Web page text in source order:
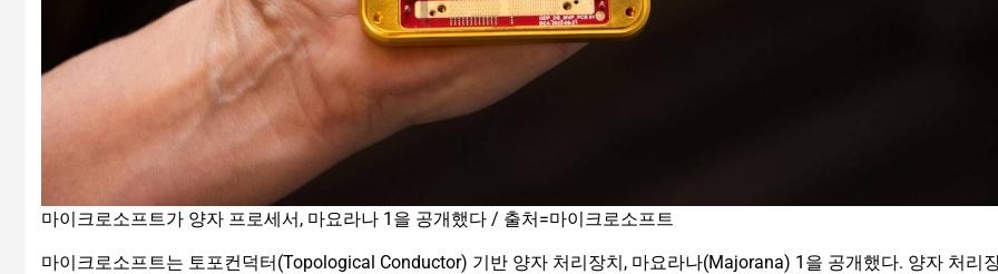
마이크로소프트가 양자 프로세서, 마요라나 1을 공개했다 / 출처=마이크로소프트
마이크로소프트는 토포컨덕터(Topological Conductor) 기반 양자 처리장치, 마요라나(Majorana) 1을 공개했다. 양자 처리